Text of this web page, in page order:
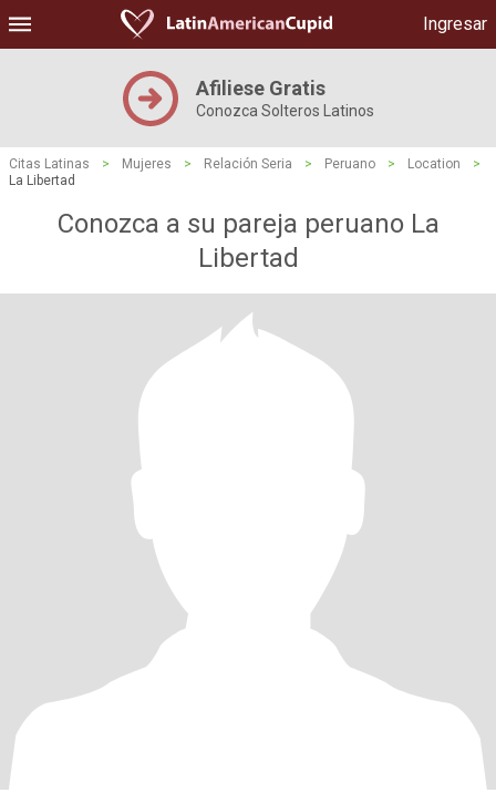
Ingresar
Afiliese Gratis
Conozca Solteros Latinos
Citas Latinas > Mujeres > Relación Seria > Peruano > Location
>
La Libertad
Conozca a su pareja peruano La
Libertad